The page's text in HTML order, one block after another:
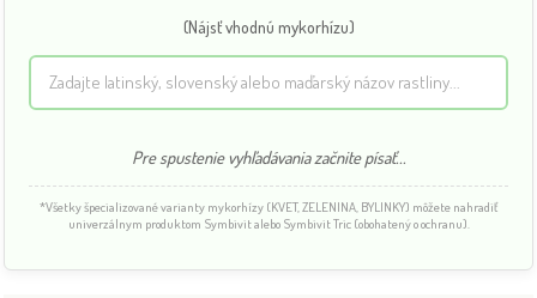
(Nájsť vhodnú mykorhízu)
Pre spustenie vyhľadávania začnite písať...
*Všetky špecializované varianty mykorhízy (KVET, ZELENINA, BYLINKY) môžete nahradiť
univerzálnym produktom Symbivit alebo Symbivit Tric (obohatený o ochranu).